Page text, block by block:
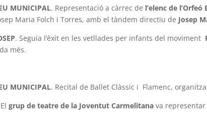
MUNICIPAL. Representació a càrrec de l’elenc de l’Orfeó
Maria Folch i Torres, amb el tàndem directiu de Josep
. Seguia l’èxit en les vetllades per infants del moviment
més.
MUNICIPAL. Recital de Ballet Clàssic i Flamenc,
grup de teatre de la Joventut Carmelitanava representar